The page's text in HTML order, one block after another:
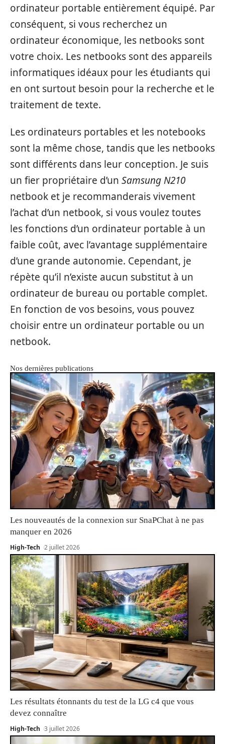
ordinateur portable entièrement équipé. Par
conséquent, si vous recherchez un
ordinateur économique, les netbooks sont
votre choix. Les netbooks sont des appareils
informatiques idéaux pour les étudiants qui
en ont surtout besoin pour la recherche et le
traitement de texte.
Les ordinateurs portables et les notebooks
sont la même chose, tandis que les netbooks
sont différents dans leur conception. Je suis
un fier propriétaire d’un Samsung N210
netbook et je recommanderais vivement
l’achat d’un netbook, si vous voulez toutes
les fonctions d’un ordinateur portable à un
faible coût, avec l’avantage supplémentaire
d’une grande autonomie. Cependant, je
répète qu’il n’existe aucun substitut à un
ordinateur de bureau ou portable complet.
En fonction de vos besoins, vous pouvez
choisir entre un ordinateur portable ou un
netbook.
Nos dernières publications
Les nouveautés de la connexion sur SnaPChat à ne pas
manquer en 2026
High-Tech 2 juillet 2026
Les résultats étonnants du test de la LG c4 que vous
devez connaître
High-Tech 3 juillet 2026